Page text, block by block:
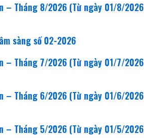
– Tháng 8/2026 (Từ ngày 01/8/2026
sàng số 02-2026
– Tháng 7/2026 (Từ ngày 01/7/2026
– Tháng 6/2026 (Từ ngày 01/6/2026
– Tháng 5/2026 (Từ ngày 01/5/2026